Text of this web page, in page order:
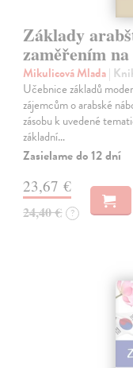
Základy
zaměřením
Mikulicová Mlada|
Učebnice základů
zájemcům o arabské
zásobu k uvedené
základní…
Zasielame do 12 dní
23,67 €
24,40 € ?